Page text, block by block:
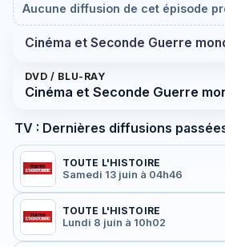
Aucune diffusion de cet épisode
Cinéma et Seconde Guerre
DVD / BLU-RAY
Cinéma et Seconde Guerre
TV : Dernières diffusions
TOUTE L'HISTOIRE
Samedi 13 juin à 04h46
TOUTE L'HISTOIRE
Lundi 8 juin à 10h02